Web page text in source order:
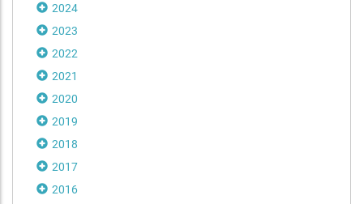
2024
2023
2022
2021
2020
2019
2018
2017
2016